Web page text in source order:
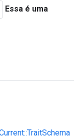
Essa é uma